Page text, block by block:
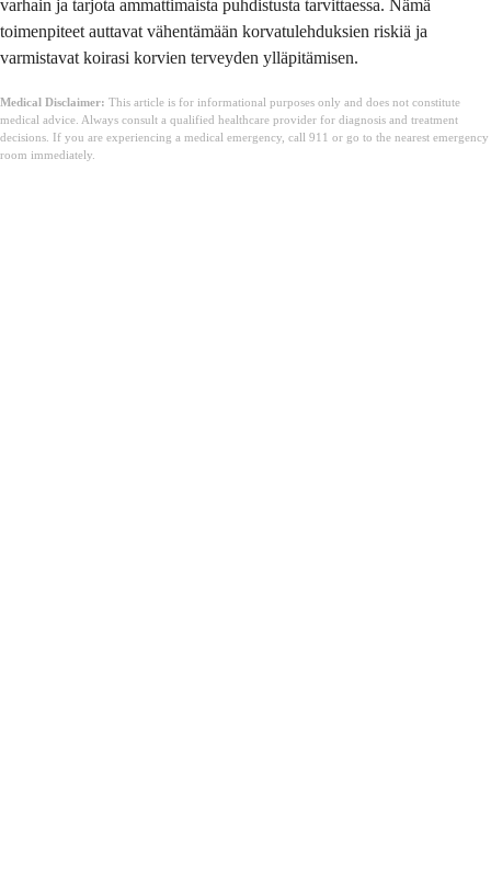
varhain ja tarjota ammattimaista puhdistusta tarvittaessa. Nämä
toimenpiteet auttavat vähentämään korvatulehduksien riskiä ja
varmistavat koirasi korvien terveyden ylläpitämisen.
Medical Disclaimer: This article is for informational purposes only and does not constitute
medical advice. Always consult a qualified healthcare provider for diagnosis and treatment
decisions. If you are experiencing a medical emergency, call 911 or go to the nearest emergency
room immediately.